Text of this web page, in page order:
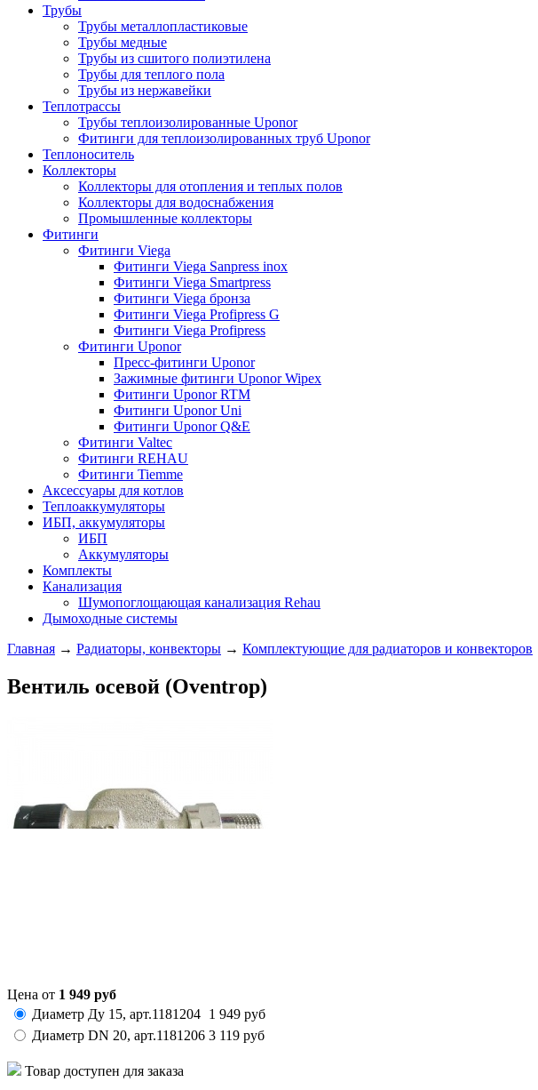
Трубы
Трубы металлопластиковые
Трубы медные
Трубы из сшитого полиэтилена
Трубы для теплого пола
Трубы из нержавейки
Теплотрассы
Трубы теплоизолированные Uponor
Фитинги для теплоизолированных труб Uponor
Теплоноситель
Коллекторы
Коллекторы для отопления и теплых полов
Коллекторы для водоснабжения
Промышленные коллекторы
Фитинги
Фитинги Viega
Фитинги Viega Sanpress inox
Фитинги Viega Smartpress
Фитинги Viega бронза
Фитинги Viega Profipress G
Фитинги Viega Profipress
Фитинги Uponor
Пресс-фитинги Uponor
Зажимные фитинги Uponor Wipex
Фитинги Uponor RTM
Фитинги Uponor Uni
Фитинги Uponor Q&E
Фитинги Valtec
Фитинги REHAU
Фитинги Tiemme
Аксессуары для котлов
Теплоаккумуляторы
ИБП, аккумуляторы
ИБП
Аккумуляторы
Комплекты
Канализация
Шумопоглощающая канализация Rehau
Дымоходные системы
Главная → Радиаторы, конвекторы → Комплектующие для радиаторов и конвекторов
Вентиль осевой (Oventrop)
Цена от 1 949 руб
Диаметр Ду 15, арт.1181204 1 949 руб
Диаметр DN 20, арт.1181206 3 119 руб
Товар доступен для заказа